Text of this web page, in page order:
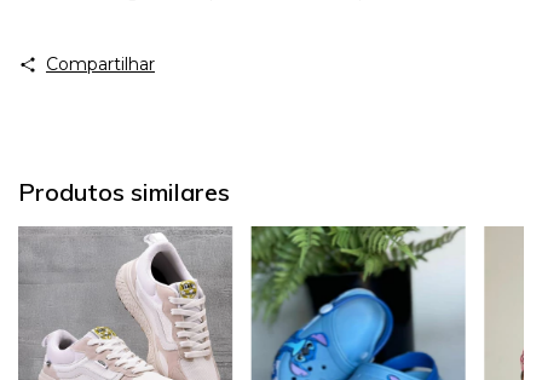
Compartilhar
Produtos similares